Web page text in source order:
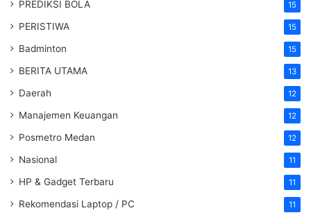
PREDIKSI BOLA 15
PERISTIWA 15
Badminton 15
BERITA UTAMA 13
Daerah 12
Manajemen Keuangan 12
Posmetro Medan 12
Nasional 11
HP & Gadget Terbaru 11
Rekomendasi Laptop / PC 11